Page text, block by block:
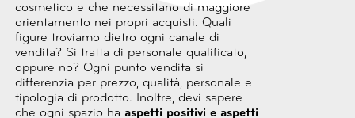
cosmetico e che necessitano di maggiore
orientamento nei propri acquisti. Quali
figure troviamo dietro ogni canale di
vendita? Si tratta di personale qualificato,
oppure no? Ogni punto vendita si
differenzia per prezzo, qualità, personale e
tipologia di prodotto. Inoltre, devi sapere
che ogni spazio ha aspetti positivi e aspetti